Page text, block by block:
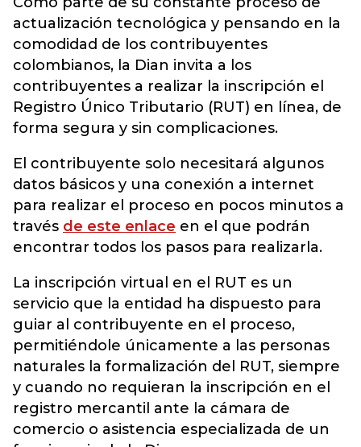
actualización tecnológica y pensando en la
comodidad de los contribuyentes
colombianos, la Dian invita a los
contribuyentes a realizar la inscripción el
Registro Único Tributario (RUT) en línea, de
forma segura y sin complicaciones.
El contribuyente solo necesitará algunos
datos básicos y una conexión a internet
para realizar el proceso en pocos minutos a
través de este enlace en el que podrán
encontrar todos los pasos para realizarla.
La inscripción virtual en el RUT es un
servicio que la entidad ha dispuesto para
guiar al contribuyente en el proceso,
permitiéndole únicamente a las personas
naturales la formalización del RUT, siempre
y cuando no requieran la inscripción en el
registro mercantil ante la cámara de
comercio o asistencia especializada de un